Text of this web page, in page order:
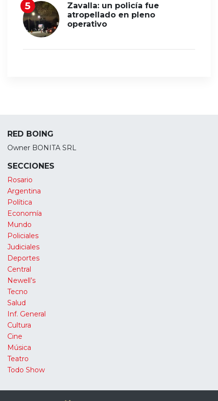
Zavalla: un policía fue
atropellado en pleno
operativo
RED BOING
Owner BONITA SRL
SECCIONES
Rosario
Argentina
Política
Economía
Mundo
Policiales
Judiciales
Deportes
Central
Newell’s
Tecno
Salud
Inf. General
Cultura
Cine
Música
Teatro
Todo Show